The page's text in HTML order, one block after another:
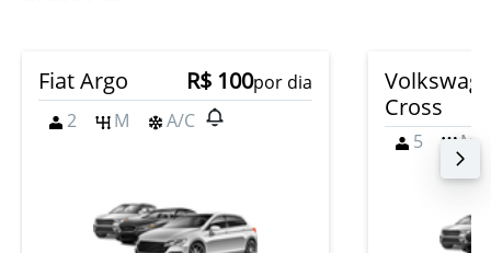
Fiat Argo R$ 100por dia
2
M A/C
Cross
5 M